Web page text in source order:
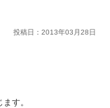
投稿日： 2013年03 月28日
す。